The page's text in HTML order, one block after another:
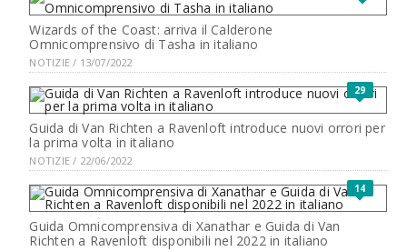
Wizards of the Coast: arriva il Calderone
Omnicomprensivo di Tasha in italiano
NOTIZIE / 13/07/2022
29
Guida di Van Richten a Ravenloft introduce nuovi orrori per
la prima volta in italiano
NOTIZIE / 22/06/2022
14
Guida Omnicomprensiva di Xanathar e Guida di Van
Richten a Ravenloft disponibili nel 2022 in italiano